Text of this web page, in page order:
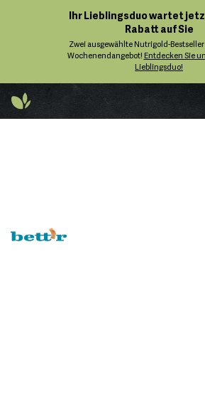
Ihr Lieblingsduo wartet
Rabatt auf Sie
Zwei ausgewählte Nutrigold-
Wochenendangebot! Entdecken Sie
Lieblingsduo!